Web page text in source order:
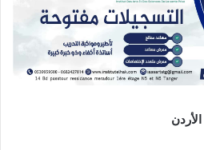
الأردن